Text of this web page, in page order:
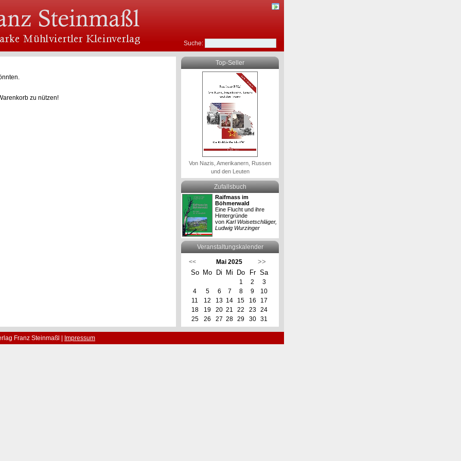
Suche:
Top-Seller
Von Nazis, Amerikanern, Russen
und den Leuten
Zufallsbuch
Raifmass im
Böhmerwald
Eine Flucht und ihre
Hintergründe
von Karl Woisetschläger,
Ludwig Wurzinger
Veranstaltungskalender
<< Mai 2025
>>
So
Mo Di Mi Do Fr Sa
1 2
3
4
5 6 7 8 9
10
11
12 13 14 15 16
17
18
19 20 21 22 23
24
25
26 27 28 29 30 31
zu nützen!
Franz Steinmaßl | Impressum